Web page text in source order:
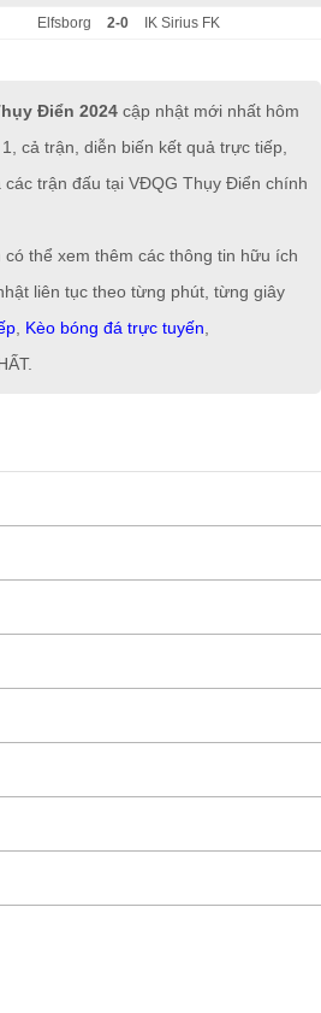
Elfsborg 2-0 IK Sirius FK
Điển 2024 cập nhật mới nhất hôm
cả trận, diễn biến kết quả trực tiếp,
trận đấu tại VĐQG Thụy Điển chính
thể xem thêm các thông tin hữu ích
liên tục theo từng phút, từng giây
Kèo bóng đá trực tuyến